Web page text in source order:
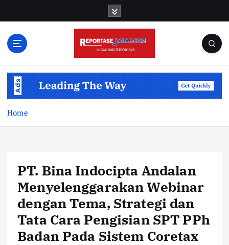
Home
PT. Bina Indocipta Andalan
Menyelenggarakan Webinar
dengan Tema, Strategi dan
Tata Cara Pengisian SPT PPh
Badan Pada Sistem Coretax